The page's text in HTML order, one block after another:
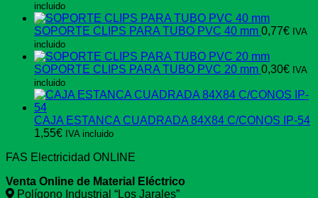
incluido
SOPORTE CLIPS PARA TUBO PVC 40 mm 0,77€ IVA
incluido
SOPORTE CLIPS PARA TUBO PVC 20 mm 0,30€ IVA
incluido
CAJA ESTANCA CUADRADA 84X84 C/CONOS IP-54
1,55€ IVA incluido
FAS Electricidad ONLINE
Venta Online de Material Eléctrico
Polígono Industrial “Los Jarales”